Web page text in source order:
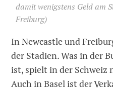
damit wenigstens Geld am
Freiburg)
In Newcastle und
der Stadien. Was in der
ist, spielt in der Schweiz
Auch in Basel ist der